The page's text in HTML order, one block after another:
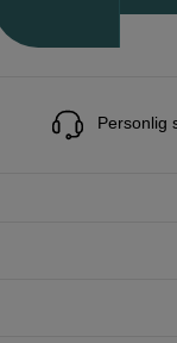
Personlig